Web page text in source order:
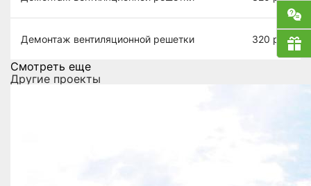
Демонтаж вентиляционной решетки 320 руб
Смотреть еще
Другие проекты